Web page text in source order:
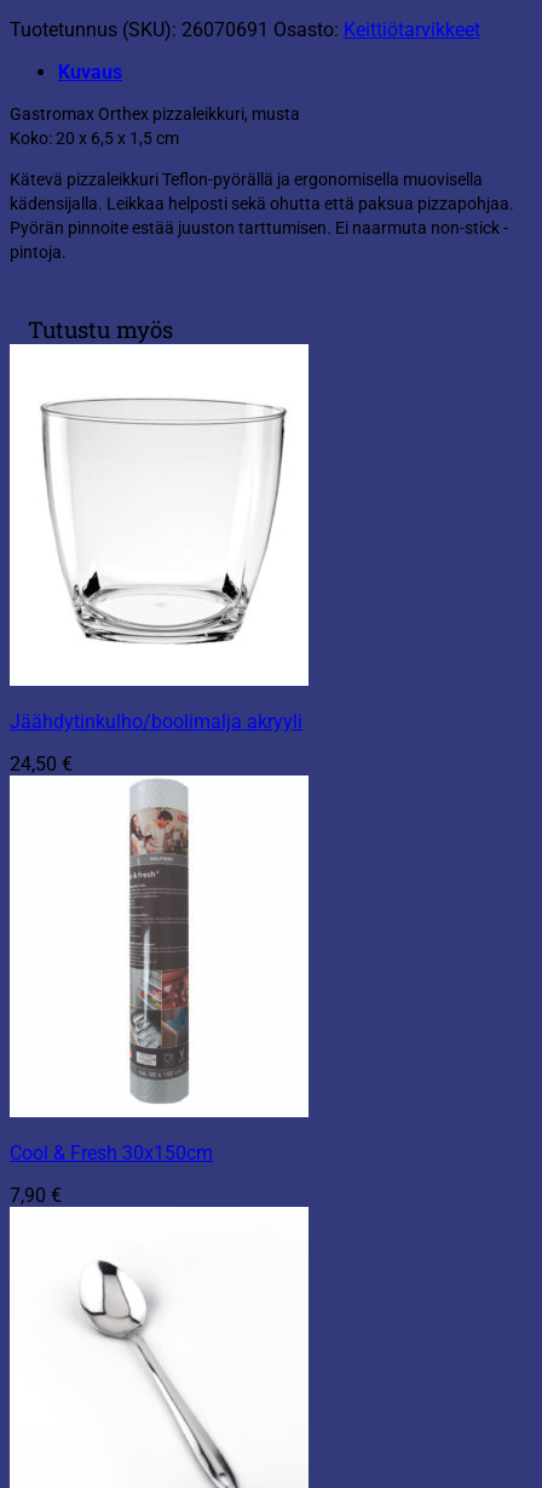
Tuotetunnus (SKU): 26070691 Osasto: Keittiötarvikkeet
Kuvaus
Gastromax Orthex pizzaleikkuri, musta
Koko: 20 x 6,5 x 1,5 cm
Kätevä pizzaleikkuri Teflon-pyörällä ja ergonomisella muovisella
kädensijalla. Leikkaa helposti sekä ohutta että paksua pizzapohjaa.
Pyörän pinnoite estää juuston tarttumisen. Ei naarmuta non-stick -
pintoja.
Tutustu myös
Jäähdytinkulho/boolimalja akryyli
24,50 €
Cool & Fresh 30x150cm
7,90 €